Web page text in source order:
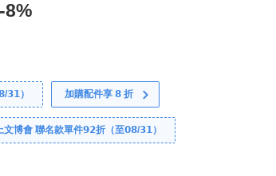
-8%
𝟯𝟭） 加購配件享 𝟴 折
文博會 聯名款單件𝟵𝟮折（至𝟬𝟴/𝟯𝟭）